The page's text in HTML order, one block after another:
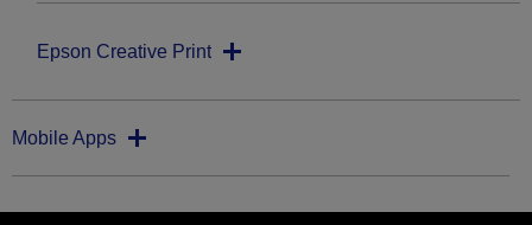
Epson Creative Print
Mobile Apps